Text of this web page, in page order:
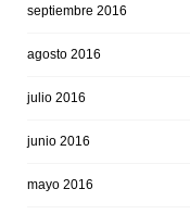
septiembre 2016
agosto 2016
julio 2016
junio 2016
mayo 2016